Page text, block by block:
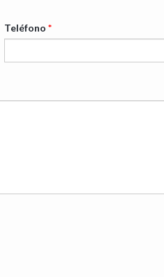
Teléfono *